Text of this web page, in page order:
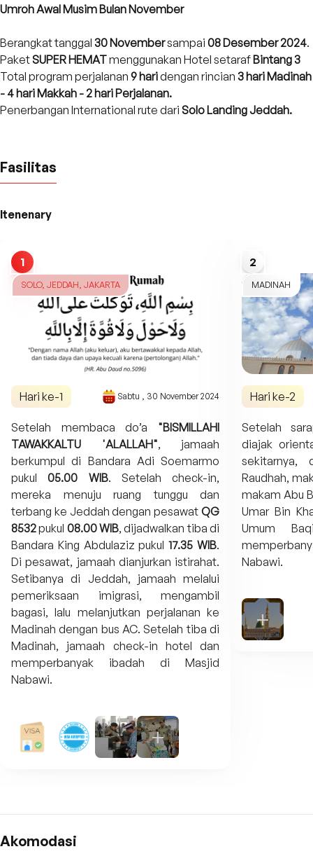
Umroh Awal Musim Bulan November
Berangkat tanggal 30 Novembersampai 08 Desember 2024.
PaketSUPER HEMATmenggunakan Hotel setaraf Bintang 3
Total program perjalanan 9 haridengan rincian 3 hari Madinah
- 4 hari Makkah - 2 hari Perjalanan.
Penerbangan International rute dari Solo Landing Jeddah.
Fasilitas
Itenenary
1
SOLO, JEDDAH, JAKARTA
Hari ke-1 Sabtu , 30 November 2024
Setelah membaca do’a "BISMILLAHI
TAWAKKALTU 'ALALLAH", jamaah
berkumpul di Bandara Adi Soemarmo
pukul05.00 WIB. Setelah check-in,
mereka menuju ruang tunggu dan
terbang ke Jeddah dengan pesawat QG
8532pukul 08.00 WIB, dijadwalkan tiba di
Bandara King Abdulaziz pukul17.35 WIB.
Di pesawat, jamaah dianjurkan istirahat.
Setibanya di Jeddah, jamaah melalui
pemeriksaan imigrasi, mengambil
bagasi, lalu melanjutkan perjalanan ke
Madinah dengan bus AC. Setelah tiba di
Madinah, jamaah check-in hotel dan
memperbanyak ibadah di Masjid
Nabawi.
2
MADINAH
Hari ke-2
Setelah
diajak
sekitarnya,
Raudhah,
makam Abu
Umar Bin
Umum
Nabawi.
Akomodasi